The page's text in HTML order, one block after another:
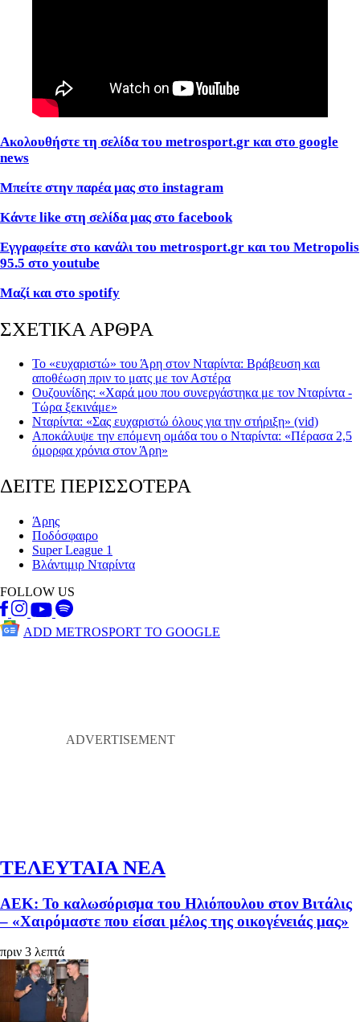
Ακολουθήστε τη σελίδα του metrosport.gr και στο google
news
Μπείτε στην παρέα μας στο instagram
Κάντε like στη σελίδα μας στο facebook
Εγγραφείτε στο κανάλι του metrosport.gr και του Metropolis
95.5 στο youtube
Μαζί και στο spotify
ΣΧΕΤΙΚΑ ΑΡΘΡΑ
Το «ευχαριστώ» του Άρη στον Νταρίντα: Βράβευση και
αποθέωση πριν το ματς με τον Αστέρα
Ουζουνίδης: «Χαρά μου που συνεργάστηκα με τον Νταρίντα -
Τώρα ξεκινάμε»
Νταρίντα: «Σας ευχαριστώ όλους για την στήριξη» (vid)
Αποκάλυψε την επόμενη ομάδα του ο Νταρίντα: «Πέρασα 2,5
όμορφα χρόνια στον Άρη»
ΔΕΙΤΕ ΠΕΡΙΣΣΟΤΕΡΑ
Άρης
Ποδόσφαιρο
Super League 1
Βλάντιμιρ Νταρίντα
FOLLOW US
ADD METROSPORT TO GOOGLE
ΤΕΛΕΥΤΑΙΑ ΝΕΑ
ΑΕΚ: Το καλωσόρισμα του Ηλιόπουλου στον Βιτάλις
– «Χαιρόμαστε που είσαι μέλος της οικογένειάς μας»
πριν 3 λεπτά